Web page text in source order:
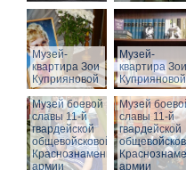
Музей-
квартира Зои
Куприяновой
Музей-
квартира Зои
Куприяновой
Музей боевой
славы 11-й
гвардейской
общевойсковой
Краснознаменной
армии
Музей
славы 11-й
гвардейской
армии